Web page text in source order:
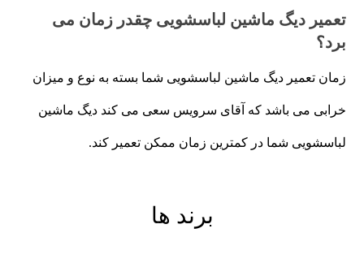
تعمیر دیگ ماشین لباسشویی چقدر زمان می
برد؟
زمان تعمیر دیگ ماشین لباسشویی شما بسته به نوع و میزان
خرابی می باشد که آقای سرویس سعی می کند دیگ ماشین
لباسشویی شما در کمترین زمان ممکن تعمیر کند.
برند ها